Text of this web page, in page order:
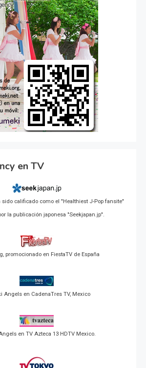
en TV
sido calificado como el "Healthiest J-Pop fansite"
la publicación japonesa "Seekjapan.jp".
promocionado en FiestaTV de España
Angels en CadenaTres TV, Mexico
en TV Azteca 13 HDTV Mexico.